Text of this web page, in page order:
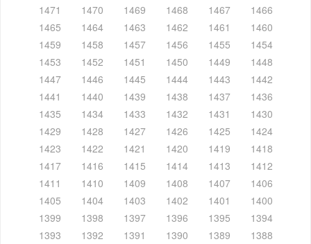
1471
1470 1469 1468 1467
1466
1465
1464 1463 1462 1461
1460
1459
1458 1457 1456 1455
1454
1453
1452 1451 1450 1449
1448
1447
1446 1445 1444 1443
1442
1441
1440 1439 1438 1437
1436
1435
1434 1433 1432 1431
1430
1429
1428 1427 1426 1425
1424
1423
1422 1421 1420 1419
1418
1417
1416 1415 1414 1413
1412
1411
1410 1409 1408 1407
1406
1405
1404 1403 1402 1401
1400
1399
1398 1397 1396 1395
1394
1393
1392 1391 1390 1389
1388